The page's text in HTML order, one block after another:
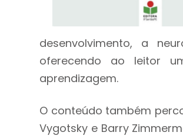
desenvolvimento, a
oferecendo ao leitor
aprendizagem.
O conteúdo também
Vygotsky e Barry